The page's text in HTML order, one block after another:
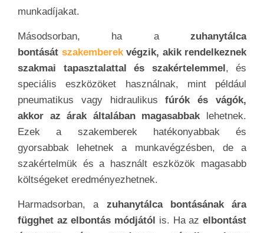
munkadíjakat.
Másodsorban, ha a zuhanytálca
bontását szakemberek végzik, akik rendelkeznek
szakmai tapasztalattal és szakértelemmel, és
speciális eszközöket használnak, mint például
pneumatikus vagy hidraulikusfúrók és vágók,
akkor az árak általában magasabbaklehetnek.
Ezek a szakemberek hatékonyabbak és
gyorsabbak lehetnek a munkavégzésben, de a
szakértelmük és a használt eszközök magasabb
költségeket eredményezhetnek.
Harmadsorban, azuhanytálca bontásának ára
függhet az elbontás módjától is. Ha az elbontást